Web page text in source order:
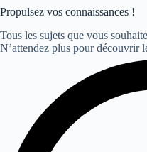
Propulsez vos connaissances !
Tous les sujets que vous
N’attendez plus pour découvrir